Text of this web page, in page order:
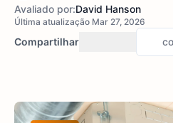
Avaliado por:David Hanson
Última atualização Mar 27, 2026
Compartilhar